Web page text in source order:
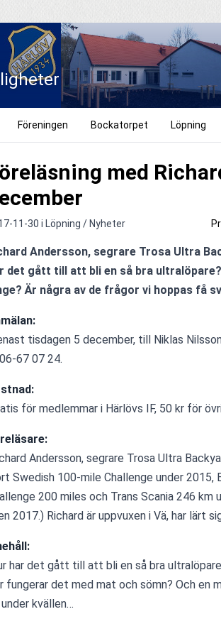
Föreningen Bockatorpet Löpning
med
11-30 i Löpning / Nyheter
Andersson, segrare Trosa Ultra
det gått till att bli en så bra
Är några av de frågor vi hoppas få
67 07 24.
för medlemmar i Härlövs IF, 50 kr för
Swedish 100-mile Challenge under
200 miles och Trans Scania 246 km
2017.) Richard är uppvuxen i Vä, har lärt
fungerar det med mat och sömn? Och en
kvällen…